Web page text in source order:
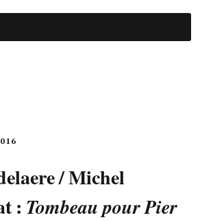
/ Michel
: Tombeau pour Pier